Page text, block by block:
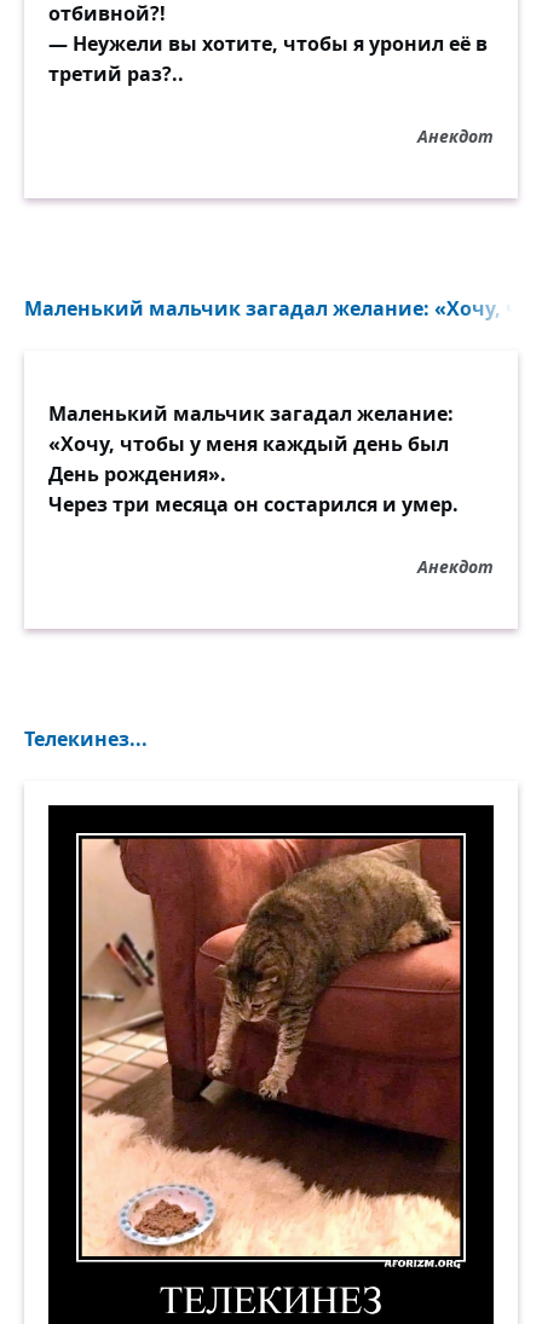
отбивной?!
— Неужели вы хотите, чтобы я уронил её в
третий раз?..
Анекдот
Маленький мальчик загадал желание: «Хочу,
Маленький мальчик загадал желание:
«Хочу, чтобы у меня каждый день был
День рождения».
Через три месяца он состарился и умер.
Анекдот
Телекинез...